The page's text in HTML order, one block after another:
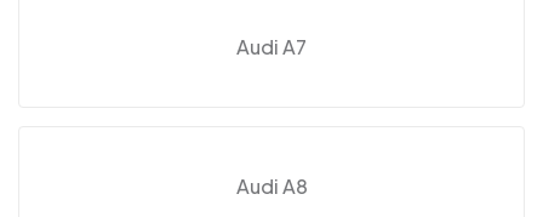
Audi A7
Audi A8